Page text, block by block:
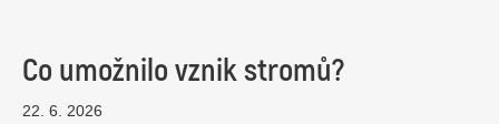
Co umožnilo vznik stromů?
22. 6. 2026